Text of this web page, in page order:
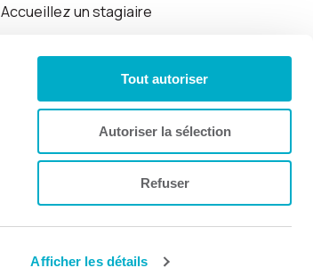
Afficher les détails
Tout autoriser
Autoriser la sélection
Refuser
Accueillez un stagiaire
Politique de confidentialité
Site web par 👉